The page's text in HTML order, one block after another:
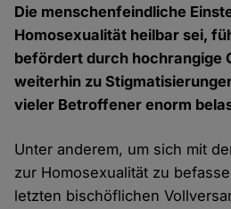
Die menschenfeindliche
Homosexualität heilbar sei,
befördert durch hochrangige
weiterhin zu
vieler Betroffener enorm
Unter anderem, um sich mit
zur Homosexualität zu
letzten bischöflichen